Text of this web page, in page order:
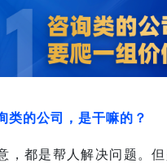
类的公司，是干嘛的？
，都是帮人解决问题。